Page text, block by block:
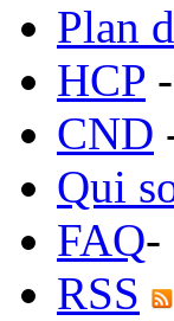
Plan
HCP -
CND
Qui
FAQ-
RSS